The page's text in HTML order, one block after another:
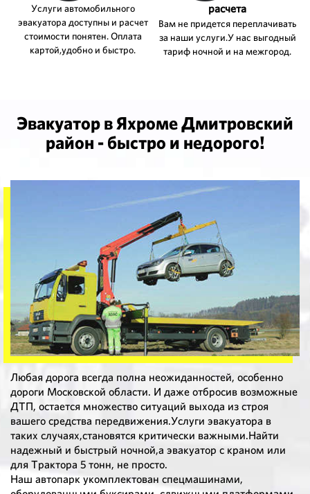
Услуги автомобильного
эвакуатора доступны и расчет
стоимости понятен. Оплата
картой,удобно и быстро.
расчета
Вам не придется переплачивать
за наши услуги.У нас выгодный
тариф ночной и на межгород.
Эвакуатор в Яхроме Дмитровский
район - быстро и недорого!
Любая дорога всегда полна неожиданностей, особенно
дороги Московской области. И даже отбросив возможные
ДТП, остается множество ситуаций выхода из строя
вашего средства передвижения.Услуги эвакуатора в
таких случаях,становятся критически важными.Найти
надежный и быстрый ночной,а эвакуатор с краном или
для Трактора 5 тонн, не просто.
Наш автопарк укомплектован спецмашинами,